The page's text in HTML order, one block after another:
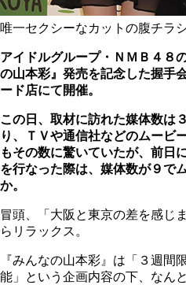
唯一セクシーなカットの腹チラ
アイドルグループ・ＮＭＢ４８
の山本彩』発売を記念した握手
ード店にて開催。
この日、取材に訪れた媒体数は
り、ＴＶや通信社などのムー
もその数に驚いていたが、前日
を行なった際は、媒体数が９で
か。
冒頭、「大阪と東京の差を感じ
らリラックス。
『みんなの山本彩』は「３週間
能」という企画内容の下、なん